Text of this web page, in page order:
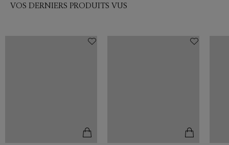
VOS DERNIERS PRODUITS VUS